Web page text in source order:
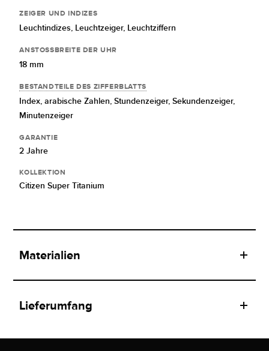
ZEIGER UND INDIZES
Leuchtindizes, Leuchtzeiger, Leuchtziffern
ANSTOSSBREITE DER UHR
18 mm
BESTANDTEILE DES ZIFFERBLATTS
Index,arabische Zahlen,Stundenzeiger,Sekundenzeiger,
Minutenzeiger
GARANTIE
2 Jahre
KOLLEKTION
Citizen Super Titanium
Materialien
Lieferumfang